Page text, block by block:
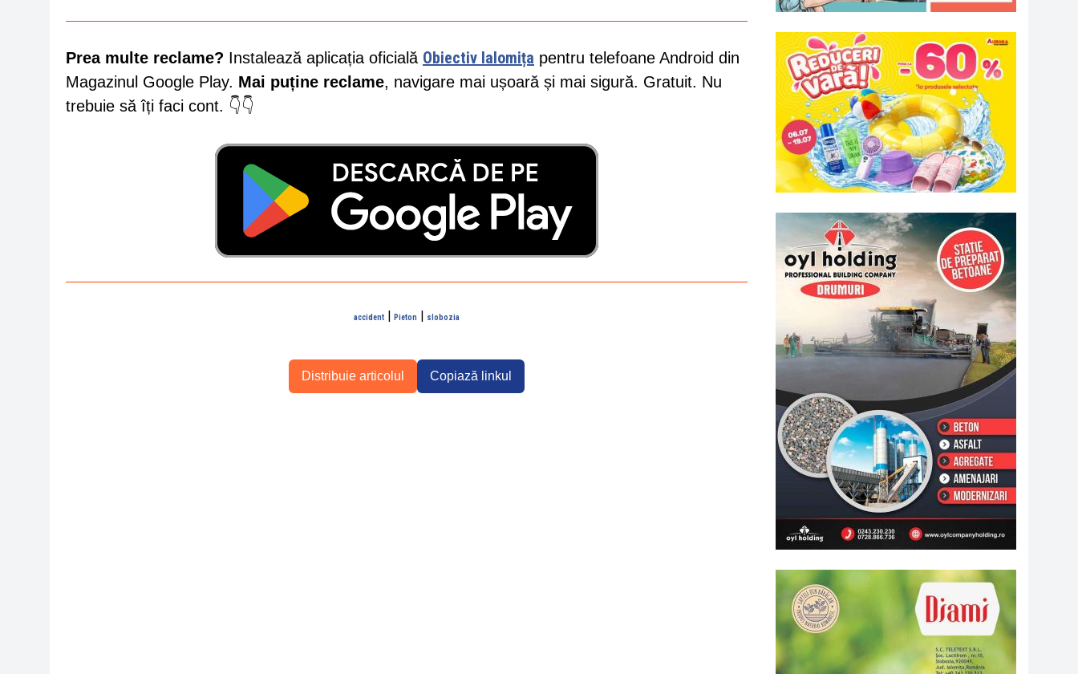
Prea multe reclame? Instalează aplicația oficială Obiectiv Ialomița pentru telefoane Android din
Magazinul Google Play. Mai puține reclame, navigare mai ușoară și mai sigură. Gratuit. Nu
trebuie să îți faci cont. 👇👇
accident | Pieton | slobozia
Distribuie articolul Copiază linkul